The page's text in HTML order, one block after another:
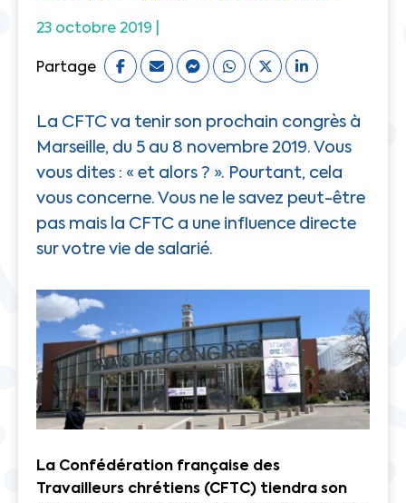
23 octobre 2019 |
Partage
La CFTC va tenir son prochain congrès à
Marseille, du 5 au 8 novembre 2019. Vous
vous dites : « et alors ? ». Pourtant, cela
vous concerne. Vous ne le savez peut-être
pas mais la CFTC a une influence directe
sur votre vie de salarié.
La Confédération française des
Travailleurs chrétiens (CFTC) tiendra son